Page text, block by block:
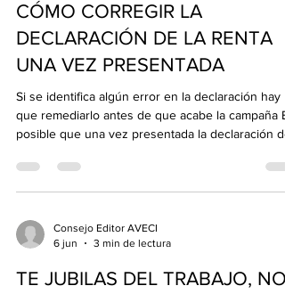
CÓMO CORREGIR LA
DECLARACIÓN DE LA RENTA
UNA VEZ PRESENTADA
Si se identifica algún error en la declaración hay
que remediarlo antes de que acabe la campaña
posible que una vez presentada la declaración de
un ingreso no declarado o una deducción mal
aplicada. Esto no supone ningún problema
ya que se admiten cambios en la declaración
si nada hubiera pasado, sin miedo a recargos o
Consejo Editor AVECI
6 jun
3 min de lectura
TE JUBILAS DEL TRABAJO, NO